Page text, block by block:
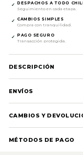
✓ DESPACHOS A TODO
Seguimiento en cada etapa.
✓ CAMBIOS SIMPLES
Compra con tranquilidad.
✓ PAGO SEGURO
Transacción protegida.
DESCRIPCIÓN
ENVÍOS
CAMBIOS Y
MÉTODOS DE PAGO